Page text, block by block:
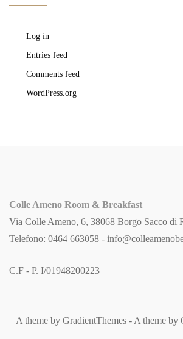
Log in
Entries feed
Comments feed
WordPress.org
Colle Ameno Room & Breakfast
Via Colle Ameno, 6, 38068 Borgo Sacco di
Telefono: 0464 663058 -
C.F - P. I/01948200223
A theme by GradientThemes - A theme by